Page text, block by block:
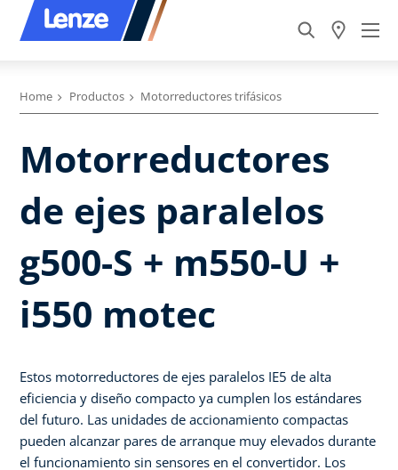
Home Productos Motorreductores trifásicos
Motorreductores
de ejes paralelos
g500-S + m550-U +
i550 motec
Estos motorreductores de ejes paralelos IE5 de alta
eficiencia y diseño compacto ya cumplen los estándares
del futuro. Las unidades de accionamiento compactas
pueden alcanzar pares de arranque muy elevados durante
el funcionamiento sin sensores en el convertidor. Los